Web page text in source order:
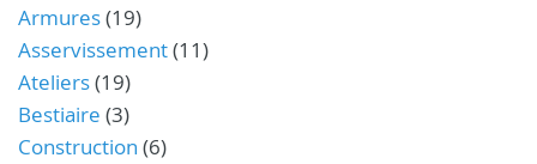
Armures(19)
Asservissement(11)
Ateliers(19)
Bestiaire (3)
Construction (6)